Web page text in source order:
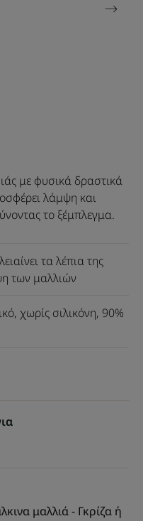
με φυσικά δραστικά
λάμψη και
το ξέμπλεγμα.
τα λέπια της
των μαλλιών
χωρίς σιλικόνη, 90%
μαλλιά - Γκρίζα ή